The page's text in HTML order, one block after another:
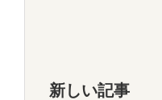
新しい記事